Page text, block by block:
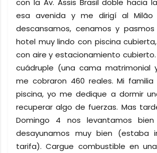
esa avenida y me dirigí al Milão
descansamos, cenamos y
hotel muy lindo con piscina
con aire y estacionamiento
cuádruple (una cama matrimonial
me cobraron 460 reales. Mi
piscina, yo me dedique a dormir
recuperar algo de fuerzas. Mas
Domingo 4 nos levantamos
desayunamos muy bien (estaba
tarifa). Cargue combustible en